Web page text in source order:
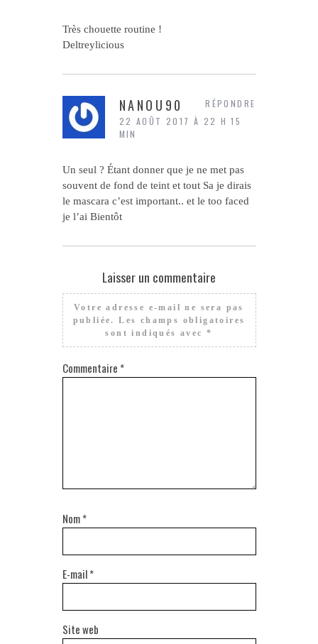
Très chouette routine !
Deltreylicious
NANOU90
22 AOÛT 2017 À 22 H 15
MIN
Un seul ? Étant donner que je ne met pas
souvent de fond de teint et tout Sa je dirais
le mascara c’est important.. et le too faced
je l’ai Bientôt
RÉPONDRE
Laisser un commentaire
Votre adresse e-mail ne sera pas
publiée. Les champs obligatoires
sont indiqués avec*
Commentaire *
Nom*
E-mail*
Site web